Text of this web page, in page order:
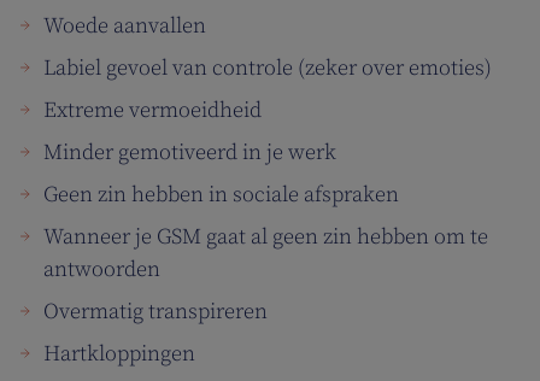
Woede aanvallen
Labiel gevoel van controle (zeker over emoties)
Extreme vermoeidheid
Minder gemotiveerd in je werk
Geen zin hebben in sociale afspraken
Wanneer je GSM gaat al geen zin hebben om te
antwoorden
Overmatig transpireren
Hartkloppingen